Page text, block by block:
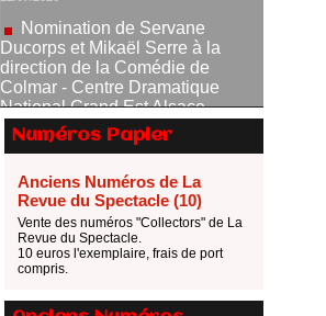
National Grand Est Alsace
07/07/2026
Thomas Jolly et Laëtitia
Guédon nommés à la direction du
TNP
02/07/2026
Fonds SACD Théâtre : les
lauréats 2026
Dispositif ARTCENA Écrire
pour le cirque, les lauréats 2026 !
Numéros Papier
Anciens Numéros de La
Revue du Spectacle (10)
Vente des numéros "Collectors" de La
Revue du Spectacle.
10 euros l'exemplaire, frais de port
compris.